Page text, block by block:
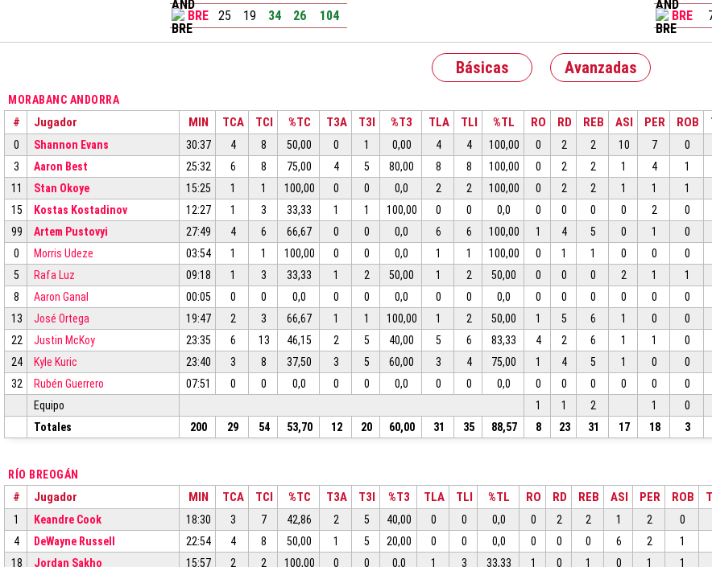
BRE
25 19 34 26 104
BRE
Básicas Avanzadas
MORABANC ANDORRA
# Jugador MIN TCA TCI %TC T3A T3I %T3 TLA TLI %TL RO RD REB ASI PER ROB
0 Shannon Evans 30:37 4 8 50,00 0 1 0,00 4 4 100,00 0 2 2 10 7 0
3
Aaron Best 25:32 6 8 75,00 4 5 80,00 8 8 100,00 0 2 2 1 4 1
11
Stan Okoye 15:25 1 1 100,00 0 0 0,0 2 2 100,00 0 2 2 1 1 1
15
Kostas Kostadinov 12:27 1 3 33,33 1 1 100,00 0 0 0,0 0 0 0 0 2 0
99
Artem Pustovyi 27:49 4 6 66,67 0 0 0,0 6 6 100,00 1 4 5 0 1 0
0
Morris Udeze 03:54 1 1 100,00 0 0 0,0 1 1 100,00 0 1 1 0 0 0
5
Rafa Luz 09:18 1 3 33,33 1 2 50,00 1 2 50,00 0 0 0 2 1 1
8
Aaron Ganal 00:05 0 0 0,0 0 0 0,0 0 0 0,0 0 0 0 0 0 0
13
José Ortega 19:47 2 3 66,67 1 1 100,00 1 2 50,00 1 5 6 1 0 0
22
Justin McKoy 23:35 6 13 46,15 2 5 40,00 5 6 83,33 4 2 6 1 1 0
24
Kyle Kuric 23:40 3 8 37,50 3 5 60,00 3 4 75,00 1 4 5 1 0 0
32
Rubén Guerrero 07:51 0 0 0,0 0 0 0,0 0 0 0,0 0 0 0 0 0 0
Equipo
1 1 2 1 0
Totales
200 29 54 53,70 12 20 60,00 31 35 88,57 8 23 31 17 18 3
RÍO BREOGÁN
# Jugador MIN TCA TCI %TC T3A T3I %T3 TLA TLI %TL RO RD REB ASI PER ROB
1 Keandre Cook 18:30 3 7 42,86 2 5 40,00 0 0 0,0 0 2 2 1 2 0
4
DeWayne Russell 22:54 4 8 50,00 1 5 20,00 0 0 0,0 0 0 0 6 2 1
18
Jordan Sakho 15:57 2 2 100,00 0 0 0,0 1 3 33,33 1 0 1 0 1 1